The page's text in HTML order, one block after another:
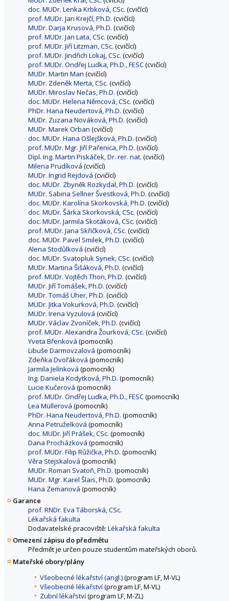
doc. MUDr. Lenka Krbková, CSc. (cvičící)
prof. MUDr. Jan Krejčí, Ph.D. (cvičící)
MUDr. Darja Krusová, Ph.D. (cvičící)
prof. MUDr. Jan Lata, CSc. (cvičící)
prof. MUDr. Jiří Litzman, CSc. (cvičící)
prof. MUDr. Jindřich Lokaj, CSc. (cvičící)
prof. MUDr. Ondřej Ludka, Ph.D., FESC(cvičící)
MUDr. Martin Man (cvičící)
MUDr. Zdeněk Merta, CSc. (cvičící)
MUDr. Miroslav Nečas, Ph.D. (cvičící)
doc. MUDr. Helena Němcová, CSc. (cvičící)
PhDr. Hana Neudertová, Ph.D. (cvičící)
MUDr. Zuzana Nováková, Ph.D. (cvičící)
MUDr. Marek Orban (cvičící)
doc. MUDr. Hana Ošlejšková, Ph.D. (cvičící)
prof. MUDr. Mgr. Jiří Pařenica, Ph.D. (cvičící)
Dipl. Ing. Martin Piskáček, Dr. rer. nat. (cvičící)
Milena Prudíková (cvičící)
MUDr. Ingrid Rejdová (cvičící)
doc. MUDr. Zbyněk Rozkydal, Ph.D. (cvičící)
MUDr. Sabina Sellner Švestková, Ph.D. (cvičící)
doc. MUDr. Karolína Skorkovská, Ph.D. (cvičící)
doc. MUDr. Šárka Skorkovská, CSc. (cvičící)
doc. MUDr. Jarmila Skotáková, CSc. (cvičící)
prof. MUDr. Jana Skřičková, CSc. (cvičící)
doc. MUDr. Pavel Smilek, Ph.D. (cvičící)
Alena Stodůlková (cvičící)
doc. MUDr. Svatopluk Synek, CSc. (cvičící)
MUDr. Martina Šišáková, Ph.D. (cvičící)
prof. MUDr. Vojtěch Thon, Ph.D. (cvičící)
MUDr. Jiří Tomášek, Ph.D. (cvičící)
MUDr. Tomáš Uher, Ph.D. (cvičící)
MUDr. Jitka Vokurková, Ph.D. (cvičící)
MUDr. Irena Vyzulová (cvičící)
MUDr. Václav Zvoníček, Ph.D. (cvičící)
prof. MUDr. Alexandra Žourková, CSc. (cvičící)
Yveta Břenková (pomocník)
Libuše Darmovzalová (pomocník)
Zdeňka Dvořáková (pomocník)
Jarmila Jelínková (pomocník)
Ing. Daniela Kodytková, Ph.D. (pomocník)
Lucie Kučerová (pomocník)
prof. MUDr. Ondřej Ludka, Ph.D., FESC(pomocník)
Lea Müllerová (pomocník)
PhDr. Hana Neudertová, Ph.D. (pomocník)
Anna Petruželková (pomocník)
doc. MUDr. Jiří Prášek, CSc. (pomocník)
Dana Procházková (pomocník)
prof. MUDr. Filip Růžička, Ph.D. (pomocník)
Věra Stejskalová (pomocník)
MUDr. Roman Svatoň, Ph.D. (pomocník)
MUDr. Mgr. Karel Šlais, Ph.D. (pomocník)
Hana Zemanová (pomocník)
Garance
prof. RNDr. Eva Táborská, CSc.
Lékařská fakulta
Dodavatelské pracoviště: Lékařská fakulta
Omezení zápisu do předmětu
Předmět je určen pouze studentům mateřských oborů.
Mateřské obory/plány
Všeobecné lékařství (angl.)(program LF, M-VL)
Všeobecné lékařství(program LF, M-VL)
Zubní lékařství(program LF, M-ZL)